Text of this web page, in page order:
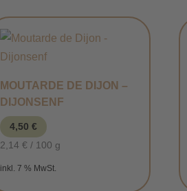
MOUTARDE DE DIJON –
DIJONSENF
4,50€
2,14€ / 100 g
inkl. 7 % MwSt.